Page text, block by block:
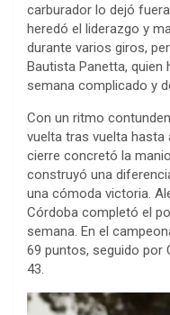
carburador lo dejó
heredó el liderazgo y
durante varios giros,
Bautista Panetta, quien
semana complicado y
Con un ritmo
vuelta tras vuelta hasta
cierre concretó la
construyó una
una cómoda victoria.
Córdoba completó el
semana. En el
69 puntos, seguido por
43.